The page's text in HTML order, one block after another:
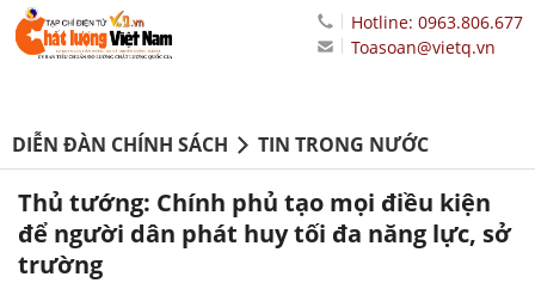
Hotline: 0963.806.677
Toasoan@vietq.vn
DIỄN ĐÀN CHÍNH SÁCH TIN TRONG NƯỚC
Thủ tướng: Chính phủ tạo mọi điều kiện
để người dân phát huy tối đa năng lực, sở
trường